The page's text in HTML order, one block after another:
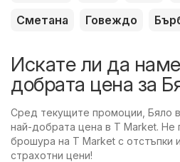
Сметана
Говеждо
Искате ли да
добрата цена за
Сред текущите промоции, Бяло
най-добрата цена в T Market. Не
брошура на T Market с отстъпки
страхотни цени!